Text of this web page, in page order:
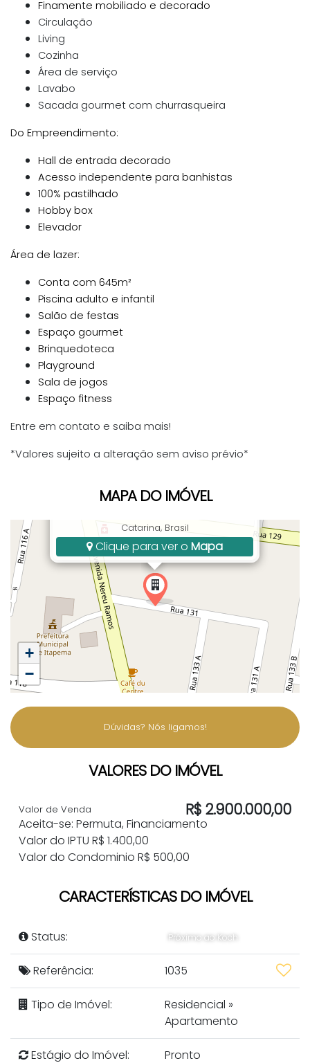
Finamente mobiliado e decorado
Circulação
Living
Cozinha
Área de serviço
Lavabo
Sacada gourmet com churrasqueira
Do Empreendimento:
Hall de entrada decorado
Acesso independente para banhistas
100% pastilhado
Hobby box
Elevador
Área de lazer:
Conta com 645m²
Piscina adulto e infantil
Salão de festas
Espaço gourmet
Brinquedoteca
Playground
Sala de jogos
Espaço fitness
Entre em contato e saiba mais!
*Valores sujeito a alteração sem aviso prévio*
MAPA DO IMÓVEL
Catarina, Brasil
Clique para ver o Mapa
+
−
Dúvidas? Nós ligamos!
VALORES DO IMÓVEL
R$ 2.900.000,00
Valor de Venda
Aceita-se: Permuta, Financiamento
Valor do IPTU R$ 1.400,00
Valor do Condominio R$ 500,00
CARACTERÍSTICAS DO IMÓVEL
Status: Próximo ao Koch
Referência: 1035
Tipo de Imóvel: Residencial »
Apartamento
Estágio do Imóvel: Pronto